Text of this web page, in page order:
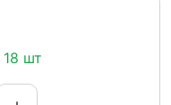
18 шт